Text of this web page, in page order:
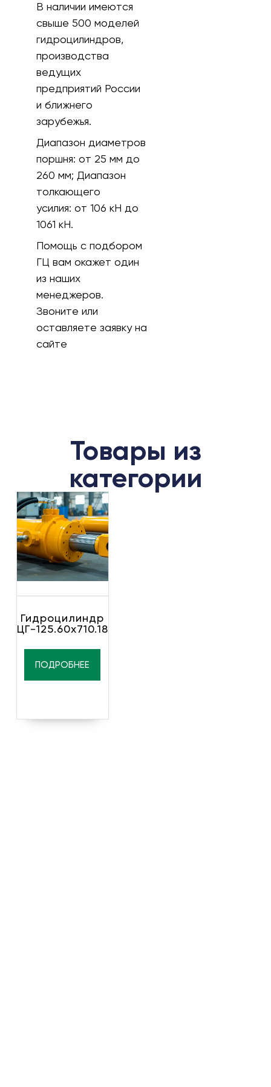
В наличии имеются
свыше 500 моделей
гидроцилиндров,
производства
ведущих
предприятий России
и ближнего
зарубежья.
Диапазон диаметров
поршня:от 25 мм до
260 мм; Диапазон
толкающего
усилия:от 106 кH до
1061 кН.
Помощь с подбором
ГЦ вам окажет один
из наших
менеджеров.
Звоните или
оставляете заявку на
сайте
Товары из
категории
Гидроцилиндр
ЦГ-125.60х710.18
ПОДРОБНЕЕ